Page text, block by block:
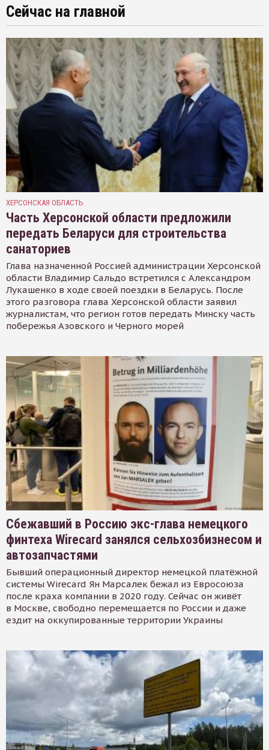
Сейчас на главной
ХЕРСОНСКАЯ ОБЛАСТЬ
Часть Херсонской области предложили
передать Беларуси для строительства
санаториев
Глава назначенной Россией администрации Херсонской
области Владимир Сальдо встретился с Александром
Лукашенко в ходе своей поездки в Беларусь. После
этого разговора глава Херсонской области заявил
журналистам, что регион готов передать Минску часть
побережья Азовского и Черного морей
Сбежавший в Россию экс-глава немецкого
финтеха Wirecard занялся сельхозбизнесом и
автозапчастями
Бывший операционный директор немецкой платёжной
системы Wirecard Ян Марсалек бежал из Евросоюза
после краха компании в 2020 году. Сейчас он живёт
в Москве, свободно перемещается по России и даже
ездит на оккупированные территории Украины